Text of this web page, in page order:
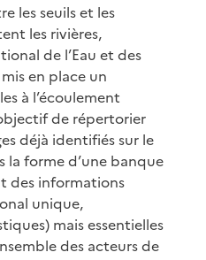
les seuils et les
les rivières,
de l’Eau et des
en place un
à l’écoulement
de répertorier
déjà identifiés sur le
forme d’une banque
des informations
unique,
mais essentielles
des acteurs de